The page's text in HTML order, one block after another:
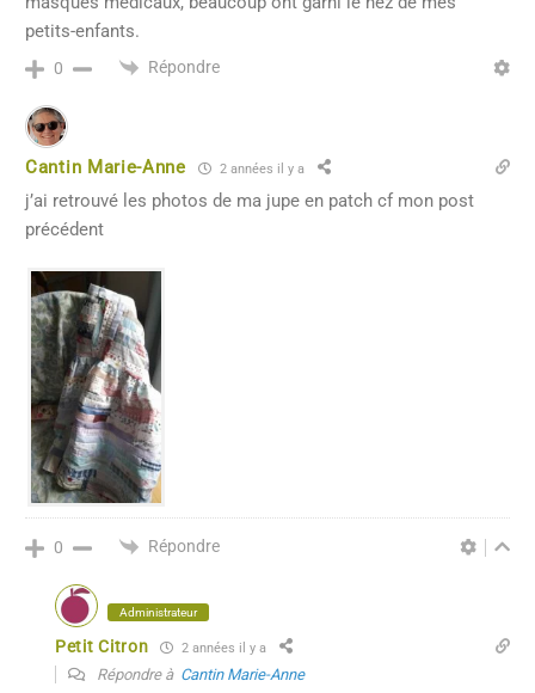
petits-enfants.
0 Répondre
Cantin Marie-Anne 2 années il y a
j’ai retrouvé les photos de ma jupe en patch cf mon post
précédent
0 Répondre
Administrateur
Petit Citron 2 années il y a
Répondre à Cantin Marie-Anne